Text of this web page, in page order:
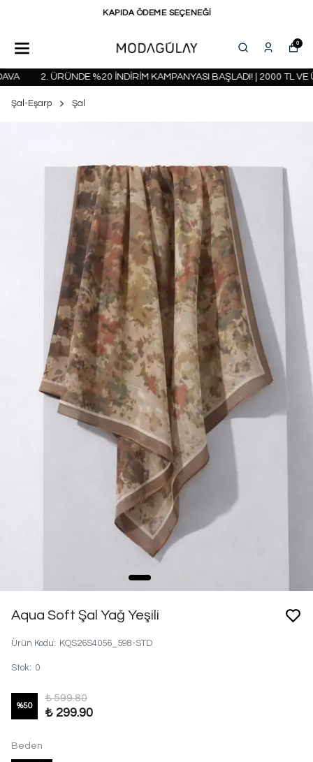
KAPIDA ÖDEME SEÇENEĞİ
0
2. ÜRÜNDE %20 İNDİRİM KAMPANYASI BAŞLADI! | 2000 TL VE
Şal-Eşarp Şal
Aqua Soft Şal Yağ Yeşili
Ürün Kodu: KQS26S4056_598-STD
Stok: 0
%50
₺ 599.80
₺ 299.90
Beden